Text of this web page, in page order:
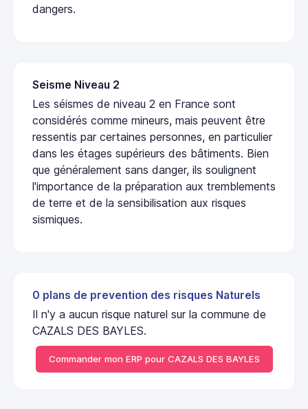
dangers.
Seisme Niveau 2
Les séismes de niveau 2 en France sont
considérés comme mineurs, mais peuvent être
ressentis par certaines personnes, en particulier
dans les étages supérieurs des bâtiments. Bien
que généralement sans danger, ils soulignent
l'importance de la préparation aux tremblements
de terre et de la sensibilisation aux risques
sismiques.
0 plans de prevention des risques Naturels
Il n'y a aucun risque naturel sur la commune de
CAZALS DES BAYLES.
Commander mon ERP pour CAZALS DES BAYLES